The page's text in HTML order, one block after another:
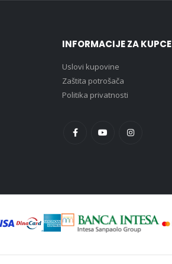
INFORMACIJE ZA KUPCE
Uslovi kupovine
Zaštita potrošača
Politika privatnosti